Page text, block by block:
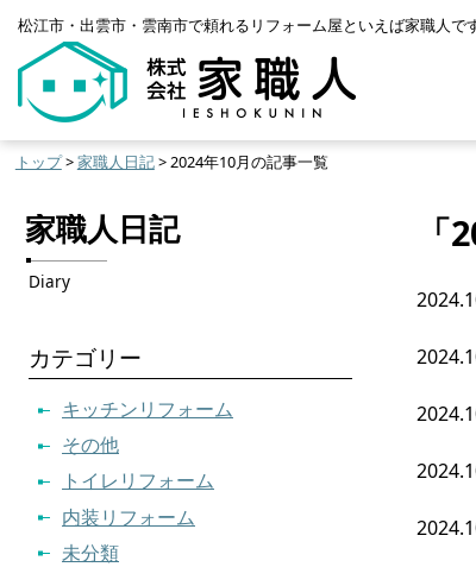
松江市・出雲市・雲南市で頼れるリフォーム屋といえば家職人です
トップ>家職人日記> 2024年10月の記事一覧
家職人日記
Diary
カテゴリー
キッチンリフォーム
その他
トイレリフォーム
内装リフォーム
未分類